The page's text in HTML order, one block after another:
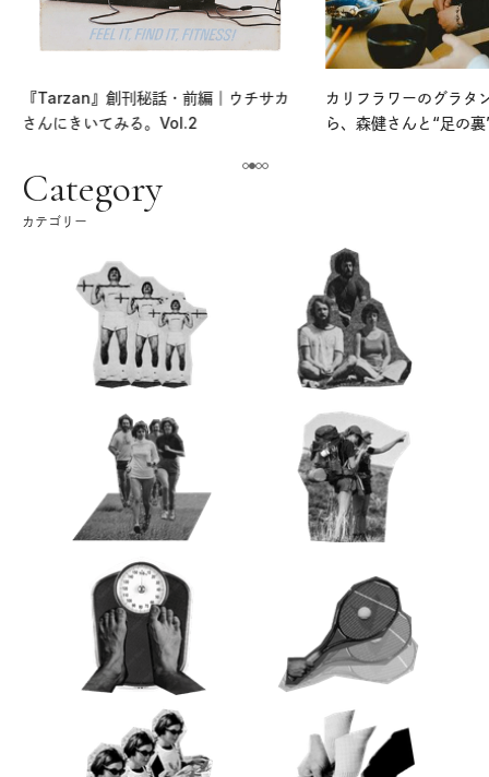
『Tarzan』創刊秘話・前編｜ウチサカ
さんにきいてみる。Vol.2
カリフラワーのグラタ
ら、森健さんと“足の
Category
カテゴリー